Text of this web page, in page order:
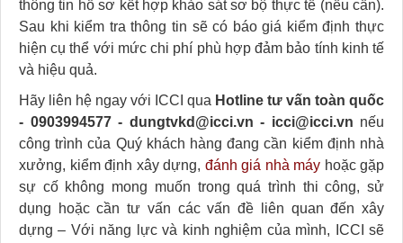
thông tin hồ sơ kết hợp khảo sát sơ bộ thực tế (nếu cần).
Sau khi kiểm tra thông tin sẽ có báo giá kiểm định thực
hiện cụ thể với mức chi phí phù hợp đảm bảo tính kinh tế
và hiệu quả.
Hãy liên hệ ngay với ICCI qua Hotline tư vấn toàn quốc
- 0903994577 - dungtvkd@icci.vn - icci@icci.vn nếu
công trình của Quý khách hàng đang cần kiểm định nhà
xưởng, kiểm định xây dựng, đánh giá nhà máy hoặc gặp
sự cố không mong muốn trong quá trình thi công, sử
dụng hoặc cần tư vấn các vấn đề liên quan đến xây
dựng – Với năng lực và kinh nghiệm của mình, ICCI sẽ